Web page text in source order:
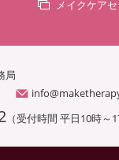
メイクケア
局
（受付時間 平日10時～